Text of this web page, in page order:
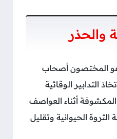
والحذر
المختصون أصحاب
التدابير الوقائية
أثناء العواصف
الحيوانية وتقليل